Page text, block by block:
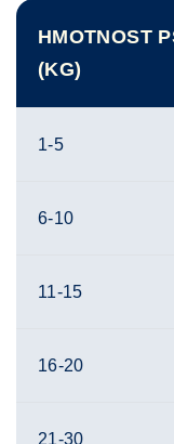
HMOTNOST
(KG)
1-5
6-10
11-15
16-20
21-30